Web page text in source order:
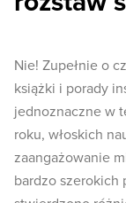
Nie! Zupełnie o
książki i porady
jednoznaczne w
roku, włoskich
zaangażowanie
bardzo szerokich